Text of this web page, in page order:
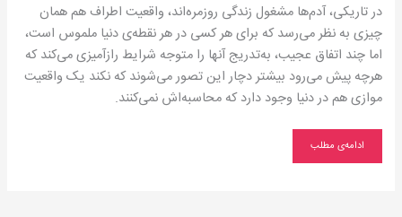
در تاریکی، آدم‌ها مشغول زندگی روزمره‌اند، واقعیت اطراف هم همان
چیزی به نظر می‌رسد که برای هر کسی در هر نقطه‌ی دنیا ملموس است،
اما چند اتفاق عجیب، به‌تدریج آنها را متوجه شرایط رازآمیزی می‌کند که
هرچه پیش می‌رود بیشتر دچار این تصور می‌شوند که نکند یک واقعیت
موازی هم در دنیا وجود دارد که محاسبه‌اش نمی‌کنند.
ادامه‌ی مطلب